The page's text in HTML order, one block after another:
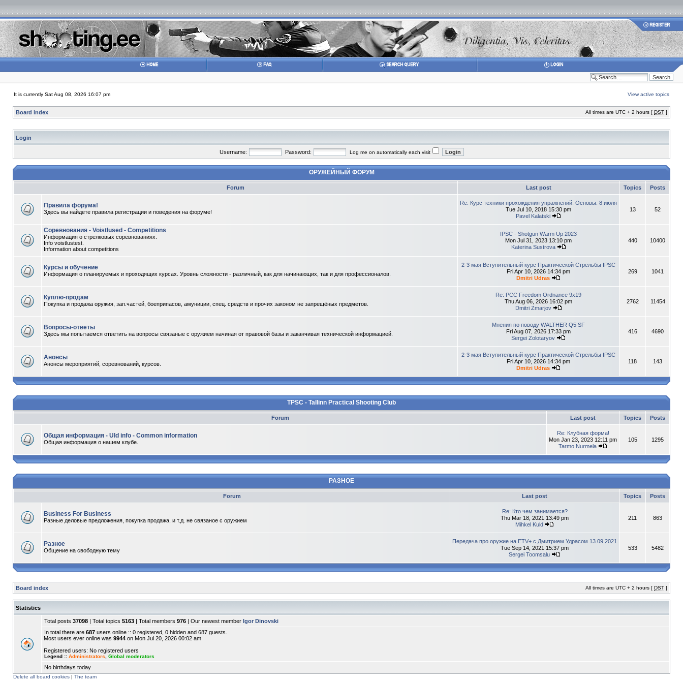
It is currently Sat Aug 08, 2026 16:07 pm View active topics
Board index All times are UTC + 2 hours [ DST ]
Login
Username: Password: Log me on automatically each visit
ОРУЖЕЙНЫЙ ФОРУМ
Forum Last post Topics Posts
Правила форума!
Здесь вы найдете правила регистрации и поведения на форуме!
Re: Курс техники прохождения упражнений. Основы. 8 июля
Tue Jul 10, 2018 15:30 pm
Pavel Kalatski
13 52
Соревнования - Voistlused - Competitions
Информация о стрелковых соревнованиях.
Info voistlustest.
Information about competitions
IPSC - Shotgun Warm Up 2023
Mon Jul 31, 2023 13:10 pm
Katerina Sustrova
440 10400
Курсы и обучение
Информация о планируемых и проходящих курсах. Уровнь сложности - различный, как для начинающих, так и для профессионалов.
2-3 мая Вступительный курс Практической Стрельбы IPSC
Fri Apr 10, 2026 14:34 pm
Dmitri Udras
269 1041
Куплю-продам
Покупка и продажа оружия, зап.частей, боеприпасов, амуниции, спец. средств и прочих законом не запрещёных предметов.
Re: PCC Freedom Ordnance 9x19
Thu Aug 06, 2026 16:02 pm
Dmitri Zmarjov
2762 11454
Вопросы-ответы
Здесь мы попытаемся ответить на вопросы связаные с оружием начиная от правовой базы и заканчивая технической информацией.
Мнения по поводу WALTHER Q5 SF
Fri Aug 07, 2026 17:33 pm
Sergei Zolotaryov
416 4690
Анонсы
Анонсы мероприятий, соревнований, курсов.
2-3 мая Вступительный курс Практической Стрельбы IPSC
Fri Apr 10, 2026 14:34 pm
Dmitri Udras
118 143
TPSC - Tallinn Practical Shooting Club
Forum Last post Topics Posts
Общая информация - Uld info - Common information
Общая информация о нашем клубе.
Re: Клубная форма!
Mon Jan 23, 2023 12:11 pm
Tarmo Nurmela
105 1295
РАЗНОЕ
Forum Last post Topics Posts
Business For Business
Разные деловые предложения, покупка продажа, и т.д. не связаное с оружием
Re: Кто чем занимается?
Thu Mar 18, 2021 13:49 pm
Mihkel Kuld
211 863
Разное
Общение на свободную тему
Передача про оружие на ETV+ с Дмитрием Удрасом 13.09.2021
Tue Sep 14, 2021 15:37 pm
Sergei Toomsalu
533 5482
Board index All times are UTC + 2 hours [ DST ]
Statistics
Total posts 37098 | Total topics 5163 | Total members 976 | Our newest member Igor Dinovski
In total there are 687 users online :: 0 registered, 0 hidden and 687 guests.
Most users ever online was 9944 on Mon Jul 20, 2026 00:02 am
Registered users: No registered users
Legend :: Administrators Global moderators
No birthdays today
Delete all board cookies | The team